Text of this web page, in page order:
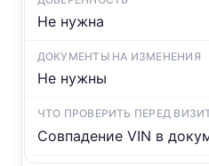
Не нужна
Не нужны
Совпадение VIN в